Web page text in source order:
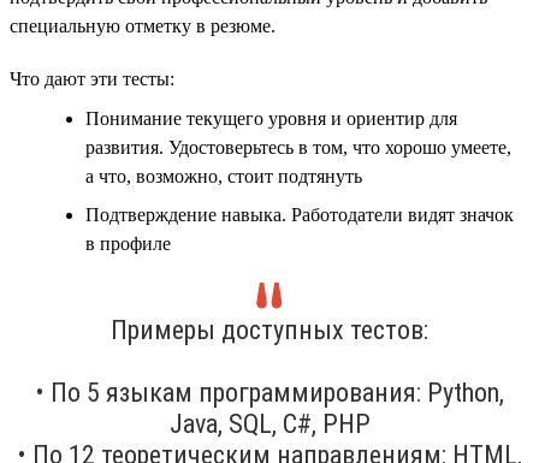
специальную отметку в резюме.
Что дают эти тесты:
Понимание текущего уровня и ориентир для
развития. Удостоверьтесь в том, что хорошо умеете,
а что, возможно, стоит подтянуть
Подтверждение навыка. Работодатели видят значок
в профиле
Примеры доступных тестов:
• По 5 языкам программирования: Python,
Java, SQL, C#, PHP
• По 12 теоретическим направлениям: HTML,